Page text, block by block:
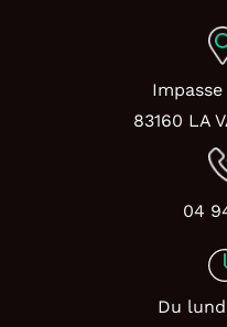
Impasse
83160 LA
04
Du